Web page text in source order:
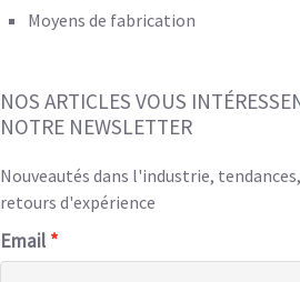
Moyens de fabrication
NOS ARTICLES VOUS
NOTRE NEWSLETTER
Nouveautés dans l'industrie,
retours d'expérience
Email